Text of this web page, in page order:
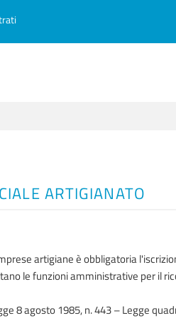
ARTIGIANATO
artigiane è obbligatoria
le funzioni amministrative per il
8 agosto 1985, n. 443 – Legge